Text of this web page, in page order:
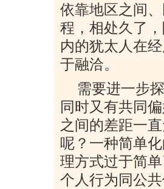
依靠地区之间
程，相处久了
内的犹太人在
于融洽。
需要进一步
同时又有共同
之间的差距一
呢？一种简单
理方式过于简
个人行为同公